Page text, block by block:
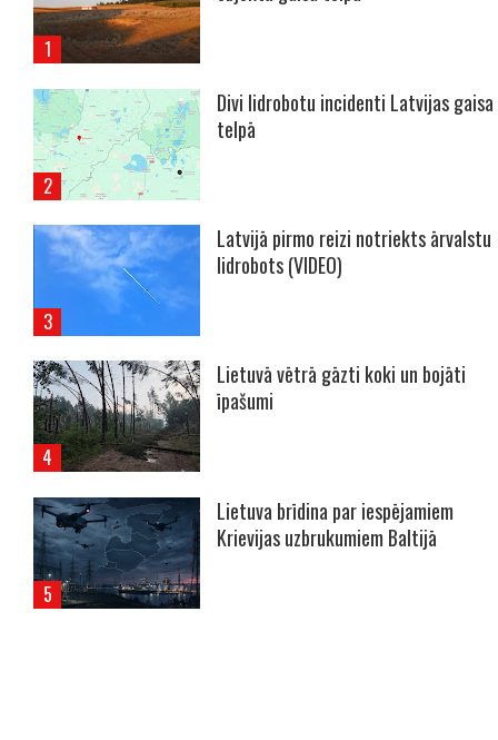
Divi lidrobotu incidenti Latvijas gaisa
telpā
Latvijā pirmo reizi notriekts ārvalstu
lidrobots (VIDEO)
Lietuvā vētrā gāzti koki un bojāti
īpašumi
Lietuva brīdina par iespējamiem
Krievijas uzbrukumiem Baltijā